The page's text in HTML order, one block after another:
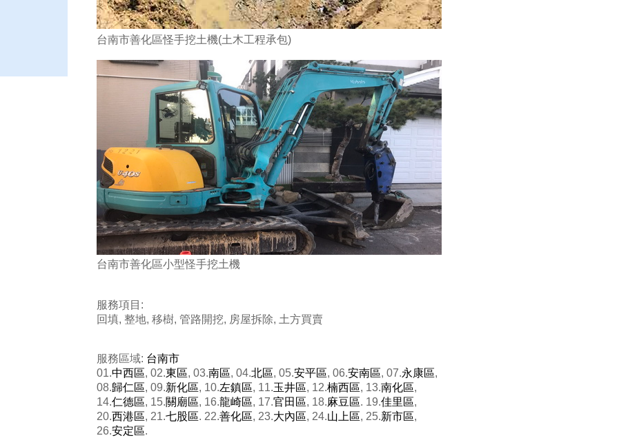
台南市善化區怪手挖土機(土木工程承包)
台南市善化區小型怪手挖土機
服務項目:
回填, 整地, 移樹, 管路開挖, 房屋拆除, 土方買賣
服務區域: 台南市
01.中西區, 02.東區, 03.南區, 04.北區, 05.安平區, 06.安南區, 07.永康區,
08.歸仁區, 09.新化區, 10.左鎮區, 11.玉井區, 12.楠西區, 13.南化區,
14.仁德區, 15.關廟區, 16.龍崎區, 17.官田區, 18.麻豆區. 19.佳里區,
20.西港區, 21.七股區. 22.善化區, 23.大內區, 24.山上區, 25.新市區,
26.安定區.